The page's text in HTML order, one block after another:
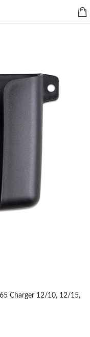
Charger 12/10, 12/15,